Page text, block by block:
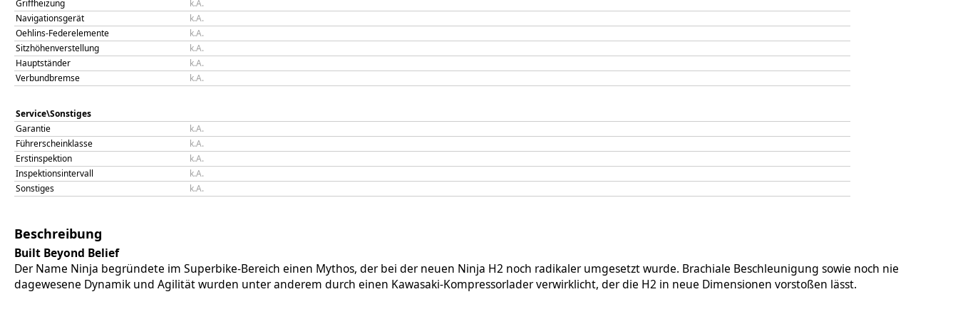
Griffheizung
k.A.
Navigationsgerät
k.A.
Oehlins-Federelemente
k.A.
Sitzhöhenverstellung
k.A.
Hauptständer
k.A.
Verbundbremse
k.A.
Service\Sonstiges
Garantie
k.A.
Führerscheinklasse
k.A.
Erstinspektion
k.A.
Inspektionsintervall
k.A.
Sonstiges
k.A.
Beschreibung
Built Beyond Belief
Der Name Ninja begründete im Superbike-Bereich einen Mythos, der bei der neuen Ninja H2 noch radikaler umgesetzt wurde. Brachiale Beschleunigung sowie noch nie
dagewesene Dynamik und Agilität wurden unter anderem durch einen Kawasaki-Kompressorlader verwirklicht, der die H2 in neue Dimensionen vorstoßen lässt.